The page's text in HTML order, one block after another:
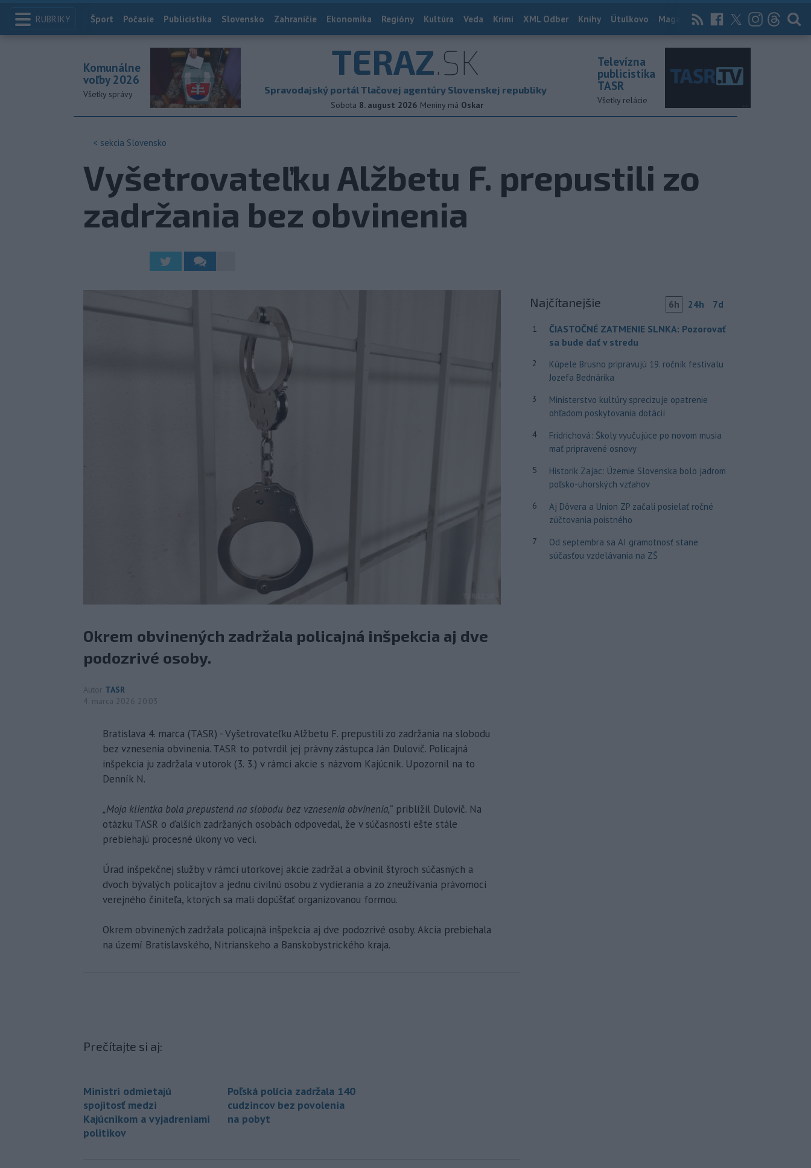
RUBRIKY Index
Šport Počasie Publicistika Slovensko Zahraničie Ekonomika Regióny Kultúra Veda Krimi XML Odber Knihy Útulkovo Magazín News Now Archív
TERAZ.SK
Spravodajský portál Tlačovej agentúry Slovenskej republiky
Sobota 8. august 2026 Meniny má Oskar
Komunálne
voľby 2026
Všetky správy
Televízna
publicistika
TASR
Všetky relácie
< sekcia Slovensko
Vyšetrovateľku Alžbetu F. prepustili zo
zadržania bez obvinenia
Okrem obvinených zadržala policajná inšpekcia aj dve
podozrivé osoby.
Autor TASR
4. marca 2026 20:03
Bratislava 4. marca (TASR) - Vyšetrovateľku Alžbetu F. prepustili zo zadržania na slobodu
bez vznesenia obvinenia. TASR to potvrdil jej právny zástupca Ján Dulovič. Policajná
inšpekcia ju zadržala v utorok (3. 3.) v rámci akcie s názvom Kajúcnik. Upozornil na to
Denník N.
„Moja klientka bola prepustená na slobodu bez vznesenia obvinenia,“ priblížil Dulovič. Na
otázku TASR o ďalších zadržaných osobách odpovedal, že v súčasnosti ešte stále
prebiehajú procesné úkony vo veci.
Úrad inšpekčnej služby v rámci utorkovej akcie zadržal a obvinil štyroch súčasných a
dvoch bývalých policajtov a jednu civilnú osobu z vydierania a zo zneužívania právomoci
verejného činiteľa, ktorých sa mali dopúšťať organizovanou formou.
Okrem obvinených zadržala policajná inšpekcia aj dve podozrivé osoby. Akcia prebiehala
na území Bratislavského, Nitrianskeho a Banskobystrického kraja.
Prečítajte si aj:
Ministri odmietajú
spojitosť medzi
Kajúcnikom a vyjadreniami
politikov
Poľská polícia zadržala 140
cudzincov bez povolenia
na pobyt
Najčítanejšie 6h 24h 7d
1
ČIASTOČNÉ ZATMENIE SLNKA: Pozorovať
sa bude dať v stredu
2
Kúpele Brusno pripravujú 19. ročník festivalu
Jozefa Bednárika
3
Ministerstvo kultúry sprecizuje opatrenie
ohľadom poskytovania dotácií
4
Fridrichová: Školy vyučujúce po novom musia
mať pripravené osnovy
5
Historik Zajac: Územie Slovenska bolo jadrom
poľsko-uhorských vzťahov
6
Aj Dôvera a Union ZP začali posielať ročné
zúčtovania poistného
7
Od septembra sa AI gramotnosť stane
súčasťou vzdelávania na ZŠ